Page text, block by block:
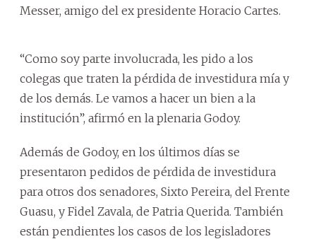
Messer, amigo del ex presidente Horacio Cartes.
“Como soy parte involucrada, les pido a los
colegas que traten la pérdida de investidura mía y
de los demás. Le vamos a hacer un bien a la
institución”, afirmó en la plenaria Godoy.
Además de Godoy, en los últimos días se
presentaron pedidos de pérdida de investidura
para otros dos senadores, Sixto Pereira, del Frente
Guasu, y Fidel Zavala, de Patria Querida. También
están pendientes los casos de los legisladores